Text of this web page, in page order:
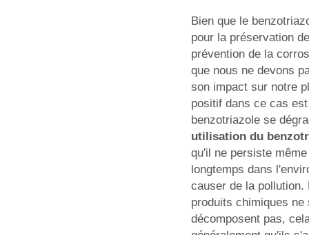
Bien que le
pour la préservation
prévention de la
que nous ne devons
son impact sur notre
positif dans ce cas
benzotriazole se
utilisation du
qu'il ne persiste
longtemps dans
causer de la pollution.
produits chimiques ne
décomposent pas,